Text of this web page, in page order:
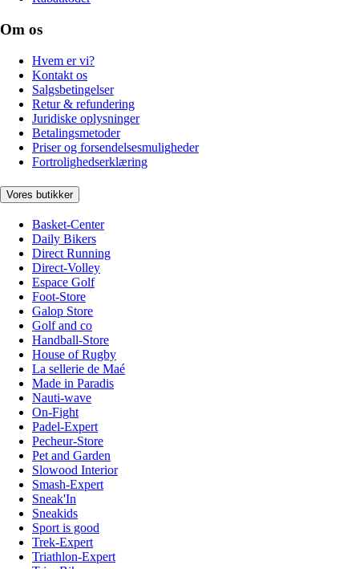
Om os
Hvem er vi?
Kontakt os
Salgsbetingelser
Retur & refundering
Juridiske oplysninger
Betalingsmetoder
Priser og forsendelsesmuligheder
Fortrolighedserklæring
Vores butikker
Basket-Center
Daily Bikers
Direct Running
Direct-Volley
Espace Golf
Foot-Store
Galop Store
Golf and co
Handball-Store
House of Rugby
La sellerie de Maé
Made in Paradis
Nauti-wave
On-Fight
Padel-Expert
Pecheur-Store
Pet and Garden
Slowood Interior
Smash-Expert
Sneak'In
Sneakids
Sport is good
Trek-Expert
Triathlon-Expert